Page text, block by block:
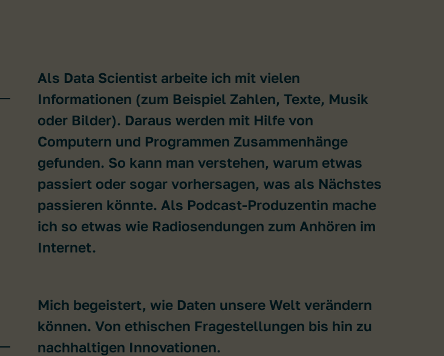
Als Data Scientist arbeite ich mit vielen
Informationen (zum Beispiel Zahlen, Texte, Musik
oder Bilder). Daraus werden mit Hilfe von
Computern und Programmen Zusammenhänge
gefunden. So kann man verstehen, warum etwas
passiert oder sogar vorhersagen, was als Nächstes
passieren könnte. Als Podcast-Produzentin mache
ich so etwas wie Radiosendungen zum Anhören im
Internet.
Mich begeistert, wie Daten unsere Welt verändern
können. Von ethischen Fragestellungen bis hin zu
nachhaltigen Innovationen.